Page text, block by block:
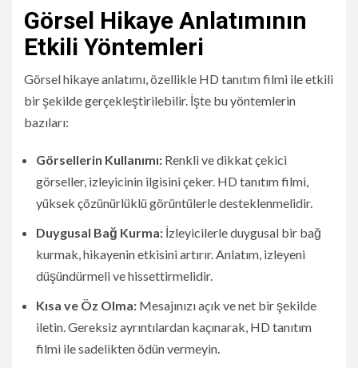
Görsel Hikaye Anlatımının
Etkili Yöntemleri
Görsel hikaye anlatımı, özellikle HD tanıtım filmi ile etkili
bir şekilde gerçekleştirilebilir. İşte bu yöntemlerin
bazıları:
Görsellerin Kullanımı: Renkli ve dikkat çekici
görseller, izleyicinin ilgisini çeker. HD tanıtım filmi,
yüksek çözünürlüklü görüntülerle desteklenmelidir.
Duygusal Bağ Kurma: İzleyicilerle duygusal bir bağ
kurmak, hikayenin etkisini artırır. Anlatım, izleyeni
düşündürmeli ve hissettirmelidir.
Kısa ve Öz Olma: Mesajınızı açık ve net bir şekilde
iletin. Gereksiz ayrıntılardan kaçınarak, HD tanıtım
filmi ile sadelikten ödün vermeyin.